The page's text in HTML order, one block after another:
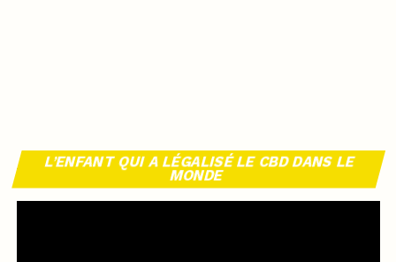
L’ENFANT QUI A LÉGALISÉ LE CBD DANS LE
MONDE